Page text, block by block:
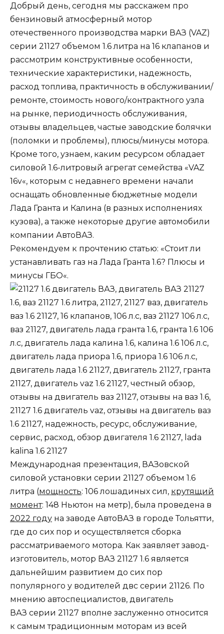
Добрый день, сегодня мы расскажем про
бензиновый атмосферный мотор
отечественного производства марки ВАЗ (VAZ)
серии 21127 объемом 1 .6 литра на 16 клапанов и
рассмотрим конструктивные особенности,
технические характеристики, надежность,
расход топлива, практичность в обслуживании/
ремонте, стоимость нового/контрактного узла
на рынке, периодичность обслуживания,
отзывы владельцев, частые заводские болячки
(поломки и проблемы), плюсы/минусы мотора.
Кроме того, узнаем, каким ресурсом обладает
силовой 1.6-литровый агрегат семейства «VAZ
16v«, которым с недавнего времени начали
оснащать обновленные бюджетные модели
Лада Гранта и Калина (в разных исполнениях
кузова), а также некоторые другие автомобили
компании АвтоВАЗ.
Рекомендуем к прочтению статью: «Стоит ли
устанавливать газ на Лада Гранта 1 .6? Плюсы и
минусы ГБО«.
Международная презентация, ВАЗовской
силовой установки серии 21127 объемом 1 .6
литра (мощность: 106 лошадиных сил, крутящий
момент: 148 Ньютон на метр), была проведена в
2022 году на заводе АвтоВАЗ в городеТольятти,
где до сих пор и осуществляется сборка
рассматриваемого мотора. Как заявляет завод-
изготовитель, мотор ВАЗ 21127 1 .6 является
дальнейшим развитием до сих пор
популярного у водителей двс серии 21126. По
мнению автоспециалистов, двигатель
ВАЗ серии 21127 вполне заслуженно относится
к самым традиционным моторам из всей